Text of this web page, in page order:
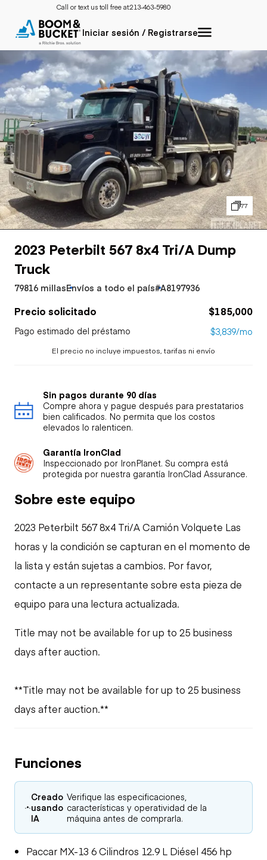
Call or text us toll free at:213-463-5980
Iniciar sesión / Registrarse
77
2023 Peterbilt 567 8x4 Tri/A Dump
Truck
79816 millasEnvíos a todo el país#A8197936
Precio solicitado $185,000
Pago estimado del préstamo $3,839/mo
El precio no incluye impuestos, tarifas ni envío
Sin pagos durante 90 días
Compre ahora y pague después para prestatarios
bien calificados. No permita que los costos
elevados lo ralenticen.
Garantía IronClad
Inspeccionado por IronPlanet. Su compra está
protegida por nuestra garantía IronClad Assurance.
Sobre este equipo
2023 Peterbilt 567 8x4 Tri/A Camión Volquete Las
horas y la condición se capturan en el momento de
la lista y están sujetas a cambios. Por favor,
contacte a un representante sobre esta pieza de
equipo para una lectura actualizada.
Title may not be available for up to 25 business
days after auction.
**Title may not be available for up to 25 business
days after auction.**
Funciones
Creado
usando
IA
Verifique las especificaciones,
características y operatividad de la
máquina antes de comprarla.
Paccar MX-13 6 Cilindros 12.9 L Diésel 456 hp